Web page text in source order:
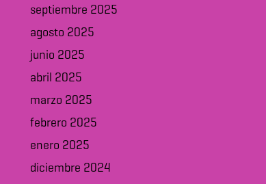
septiembre 2025
agosto 2025
junio 2025
abril 2025
marzo 2025
febrero 2025
enero 2025
diciembre 2024